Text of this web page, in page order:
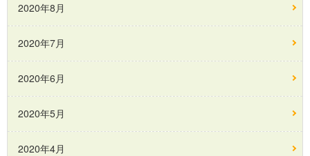
2020年8月
2020年7月
2020年6月
2020年5月
2020年4月